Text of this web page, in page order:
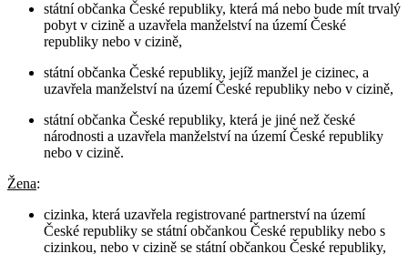
státní občanka České republiky, která má nebo bude mít trvalý
pobyt v cizině a uzavřela manželství na území České
republiky nebo v cizině,
státní občanka České republiky, jejíž manžel je cizinec, a
uzavřela manželství na území České republiky nebo v cizině,
státní občanka České republiky, která je jiné než české
národnosti a uzavřela manželství na území České republiky
nebo v cizině.
Žena:
cizinka, která uzavřela registrované partnerství na území
České republiky se státní občankou České republiky nebo s
cizinkou, nebo v cizině se státní občankou České republiky,